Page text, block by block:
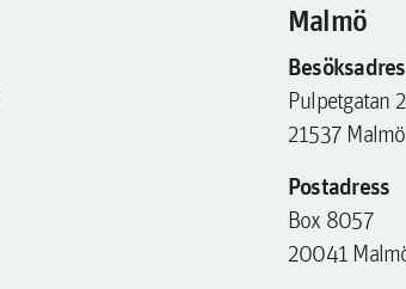
Malmö
Pulpetgatan
21537 Malmö
Postadress
Box 8057
20041